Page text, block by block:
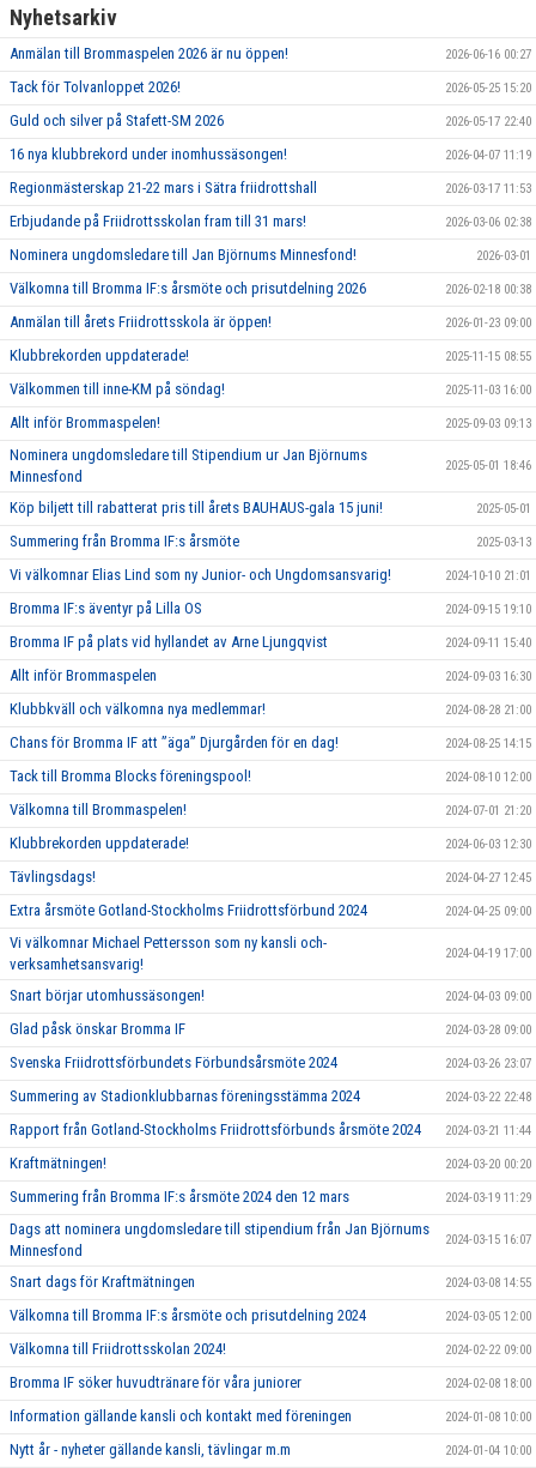
Nyhetsarkiv
Anmälan till Brommaspelen 2026 är nu öppen! 2026-06-16 00:27
Tack för Tolvanloppet 2026! 2026-05-25 15:20
Guld och silver på Stafett-SM 2026 2026-05-17 22:40
16 nya klubbrekord under inomhussäsongen! 2026-04-07 11:19
Regionmästerskap 21-22 mars i Sätra friidrottshall 2026-03-17 11:53
Erbjudande på Friidrottsskolan fram till 31 mars! 2026-03-06 02:38
Nominera ungdomsledare till Jan Björnums Minnesfond! 2026-03-01
Välkomna till Bromma IF:s årsmöte och prisutdelning 2026 2026-02-18 00:38
Anmälan till årets Friidrottsskola är öppen! 2026-01-23 09:00
Klubbrekorden uppdaterade! 2025-11-15 08:55
Välkommen till inne-KM på söndag! 2025-11-03 16:00
Allt inför Brommaspelen! 2025-09-03 09:13
Nominera ungdomsledare till Stipendium ur Jan Björnums
Minnesfond
2025-05-01 18:46
Köp biljett till rabatterat pris till årets BAUHAUS-gala 15 juni! 2025-05-01
Summering från Bromma IF:s årsmöte 2025-03-13
Vi välkomnar Elias Lind som ny Junior- och Ungdomsansvarig! 2024-10-10 21:01
Bromma IF:s äventyr på Lilla OS 2024-09-15 19:10
Bromma IF på plats vid hyllandet av Arne Ljungqvist 2024-09-11 15:40
Allt inför Brommaspelen 2024-09-03 16:30
Klubbkväll och välkomna nya medlemmar! 2024-08-28 21:00
Chans för Bromma IF att ”äga” Djurgården för en dag! 2024-08-25 14:15
Tack till Bromma Blocks föreningspool! 2024-08-10 12:00
Välkomna till Brommaspelen! 2024-07-01 21:20
Klubbrekorden uppdaterade! 2024-06-03 12:30
Tävlingsdags! 2024-04-27 12:45
Extra årsmöte Gotland-Stockholms Friidrottsförbund 2024 2024-04-25 09:00
Vi välkomnar Michael Pettersson som ny kansli och-
verksamhetsansvarig!
2024-04-19 17:00
Snart börjar utomhussäsongen! 2024-04-03 09:00
Glad påsk önskar Bromma IF 2024-03-28 09:00
Svenska Friidrottsförbundets Förbundsårsmöte 2024 2024-03-26 23:07
Summering av Stadionklubbarnas föreningsstämma 2024 2024-03-22 22:48
Rapport från Gotland-Stockholms Friidrottsförbunds årsmöte 2024 2024-03-21 11:44
Kraftmätningen! 2024-03-20 00:20
Summering från Bromma IF:s årsmöte 2024 den 12 mars 2024-03-19 11:29
Dags att nominera ungdomsledare till stipendium från Jan Björnums
Minnesfond
2024-03-15 16:07
Snart dags för Kraftmätningen 2024-03-08 14:55
Välkomna till Bromma IF:s årsmöte och prisutdelning 2024 2024-03-05 12:00
Välkomna till Friidrottsskolan 2024! 2024-02-22 09:00
Bromma IF söker huvudtränare för våra juniorer 2024-02-08 18:00
Information gällande kansli och kontakt med föreningen 2024-01-08 10:00
Nytt år - nyheter gällande kansli, tävlingar m.m 2024-01-04 10:00